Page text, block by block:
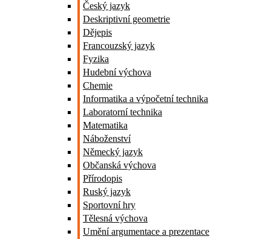
Český jazyk
Deskriptivní geometrie
Dějepis
Francouzský jazyk
Fyzika
Hudební výchova
Chemie
Informatika a výpočetní technika
Laboratorní technika
Matematika
Náboženství
Německý jazyk
Občanská výchova
Přírodopis
Ruský jazyk
Sportovní hry
Tělesná výchova
Umění argumentace a prezentace